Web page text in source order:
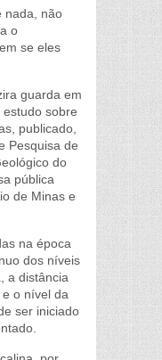
nada, não
o
se eles
guarda em
sobre
publicado,
Pesquisa de
do
pública
de Minas e
na época
dos níveis
a distância
o nível da
ser iniciado